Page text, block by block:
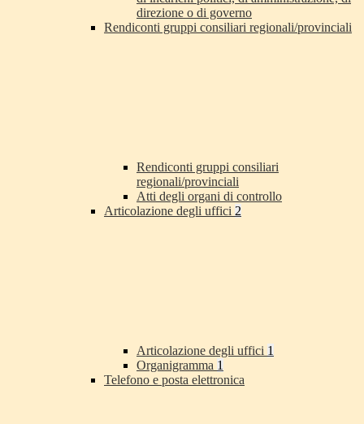
direzione o di governo
Rendiconti gruppi consiliari regionali/provinciali
Rendiconti gruppi consiliari
regionali/provinciali
Atti degli organi di controllo
Articolazione degli uffici 2
Articolazione degli uffici 1
Organigramma 1
Telefono e posta elettronica